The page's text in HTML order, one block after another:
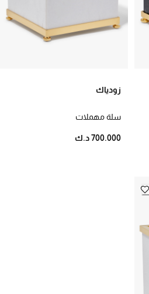
سلة مهملات
زودياك
700.000 د.ك